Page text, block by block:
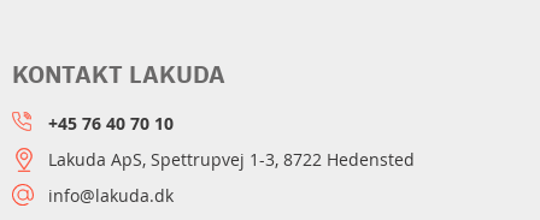
KONTAKT LAKUDA
+45 76 40 70 10
Lakuda ApS, Spettrupvej 1-3, 8722 Hedensted
info@lakuda.dk